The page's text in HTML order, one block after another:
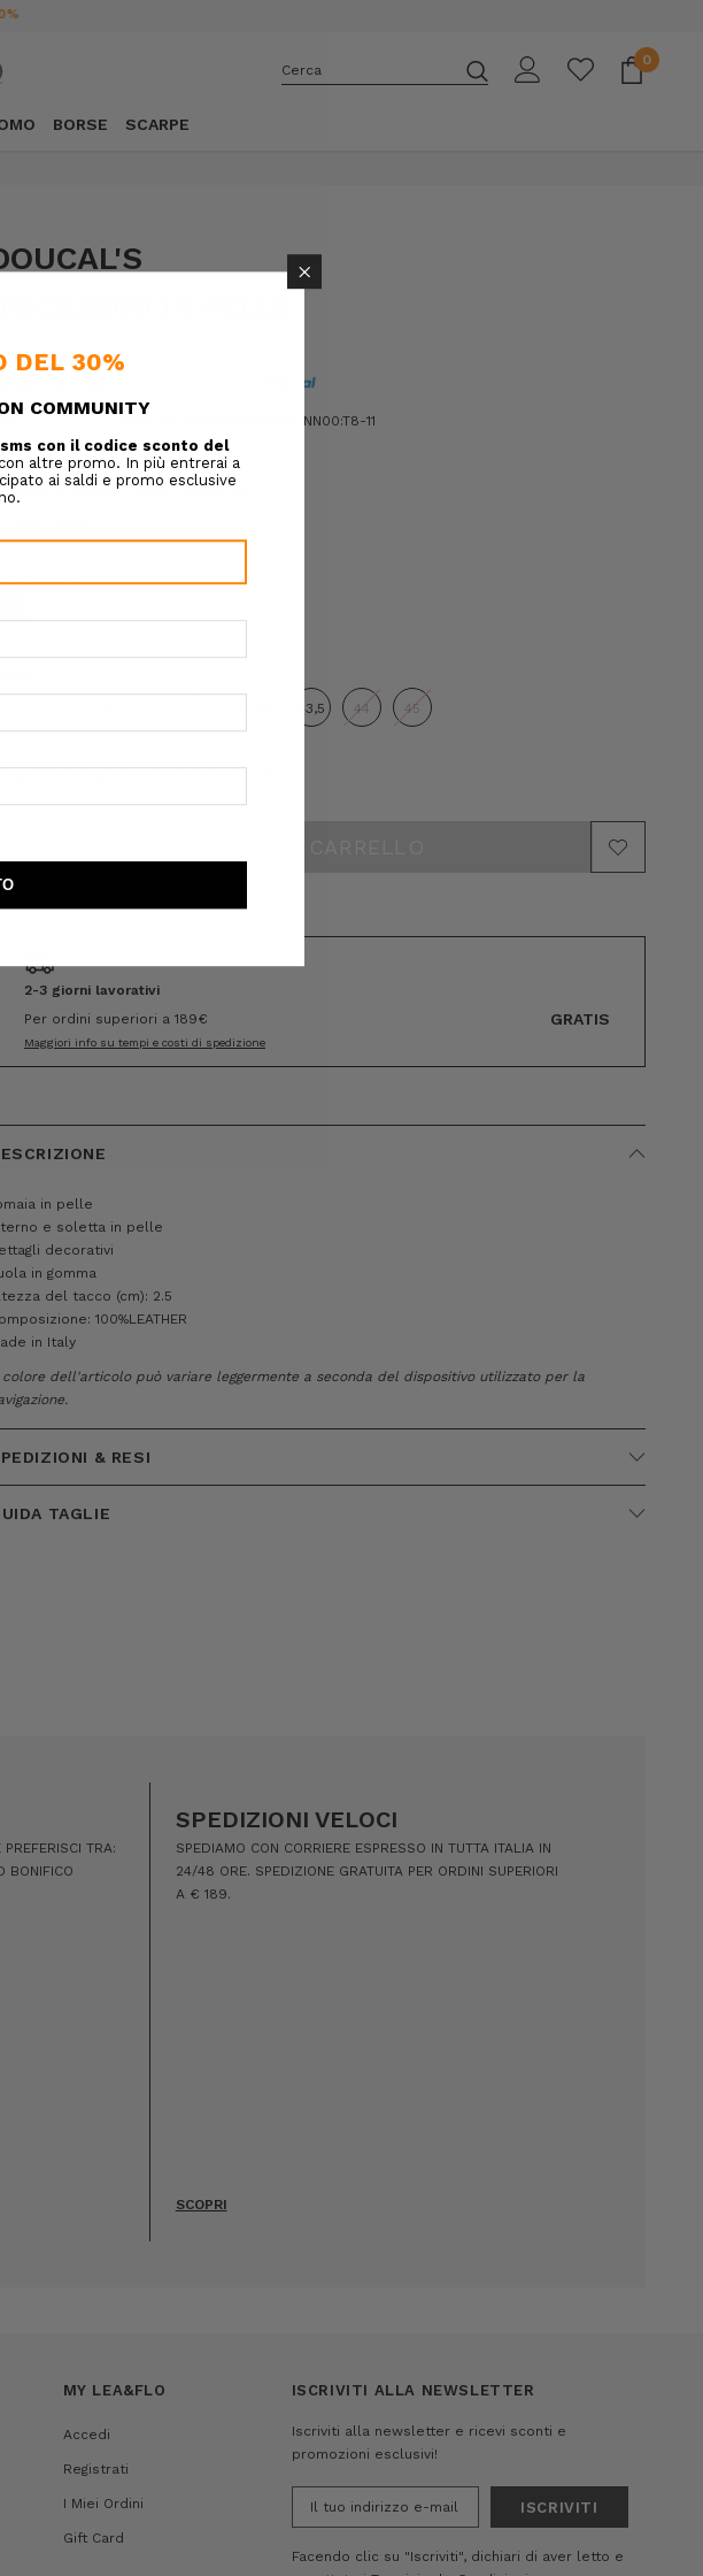
IN ITALIA
Cerca
0
BORSE SCARPE
€294,00
5ADUSDU2405PHOEUY007 NN00:T8-11
SKU:
regalo: Opzioni disponibili
COLORI:
43,5 44 45
la tua taglia tra quelle disponibili
2-3 giorni lavorativi
Per ordini superiori a 189€
GRATIS
Maggiori info su tempi e costi di spedizione
in pelle
e soletta in pelle
decorativi
in gomma
del tacco (cm): 2.5
100%LEATHER
in Italy
dell'articolo può variare leggermente a seconda del dispositivo utilizzato per la
& RESI
TAGLIE
TRA:
BONIFICO
SPEDIZIONI VELOCI
SPEDIAMO CON CORRIERE ESPRESSO IN TUTTA ITALIA IN
24/48 ORE. SPEDIZIONE GRATUITA PER ORDINI SUPERIORI
A € 189.
SCOPRI
MY LEA&FLO
Accedi
Registrati
I Miei Ordini
Gift Card
ISCRIVITI ALLA NEWSLETTER
Iscriviti alla newsletter e ricevi sconti e
promozioni esclusivi!
Facendo clic su "Iscriviti", dichiari di aver letto e
×